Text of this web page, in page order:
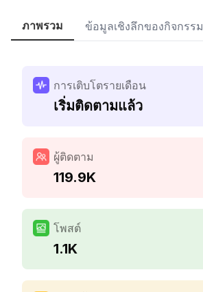
ภาพรวม ข้อมูลเชิงลึกของกิจกรรม
การเติบโตรายเดือน
เริ่มติดตามแล้ว
ผู้ติดตาม
119.9K
โพสต์
1.1K